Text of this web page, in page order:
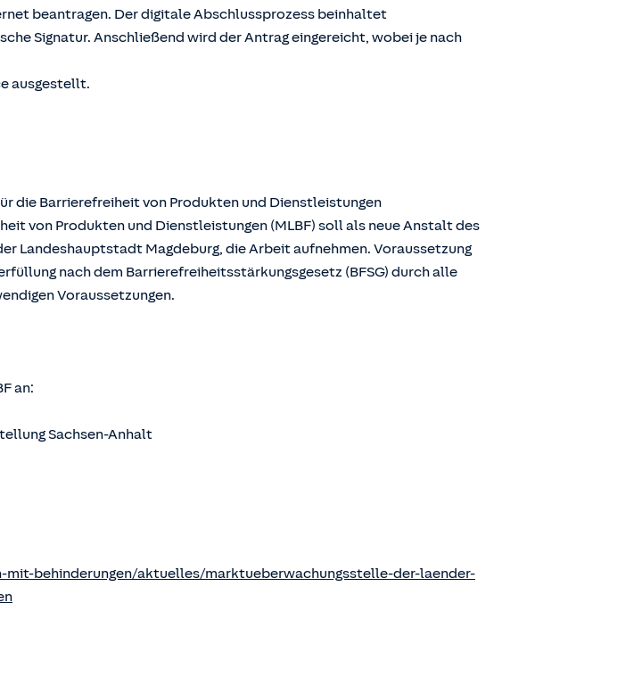
beantragen. Der digitale Abschlussprozess beinhaltet
Signatur. Anschließend wird der Antrag eingereicht, wobei je nach
ausgestellt.
die Barrierefreiheit von Produkten und Dienstleistungen
von Produkten und Dienstleistungen (MLBF) soll als neue Anstalt des
Landeshauptstadt Magdeburg, die Arbeit aufnehmen. Voraussetzung
nach dem Barrierefreiheitsstärkungsgesetz (BFSG) durch alle
Voraussetzungen.
an:
Sachsen-Anhalt
behinderungen/aktuelles/marktueberwachungsstelle-der-laender-